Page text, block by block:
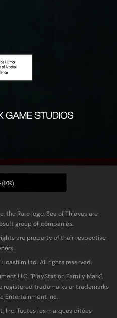
the Rare logo, Sea of Thieves are
group of companies.
are property of their respective
Ltd. All rights reserved.
LLC. "PlayStation Family Mark",
registered trademarks or trademarks
Entertainment Inc.
Inc. Toutes les marques citées